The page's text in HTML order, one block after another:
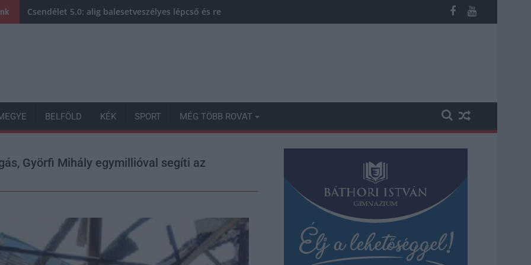
Csendélet 5.0: alig balesetveszélyes lépcső és remek állapotban levő buszmegálló mutatja, hogy Szolnok mennyire élhető
BELFÖLD KÉK SPORT MÉG TÖBB ROVAT
Györfi Mihály egymillióval segíti az